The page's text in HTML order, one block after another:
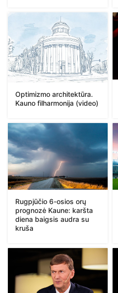
Optimizmo architektūra.
Kauno filharmonija (video)
Rugpjūčio 6-osios orų
prognozė Kaune: karšta
diena baigsis audra su
kruša